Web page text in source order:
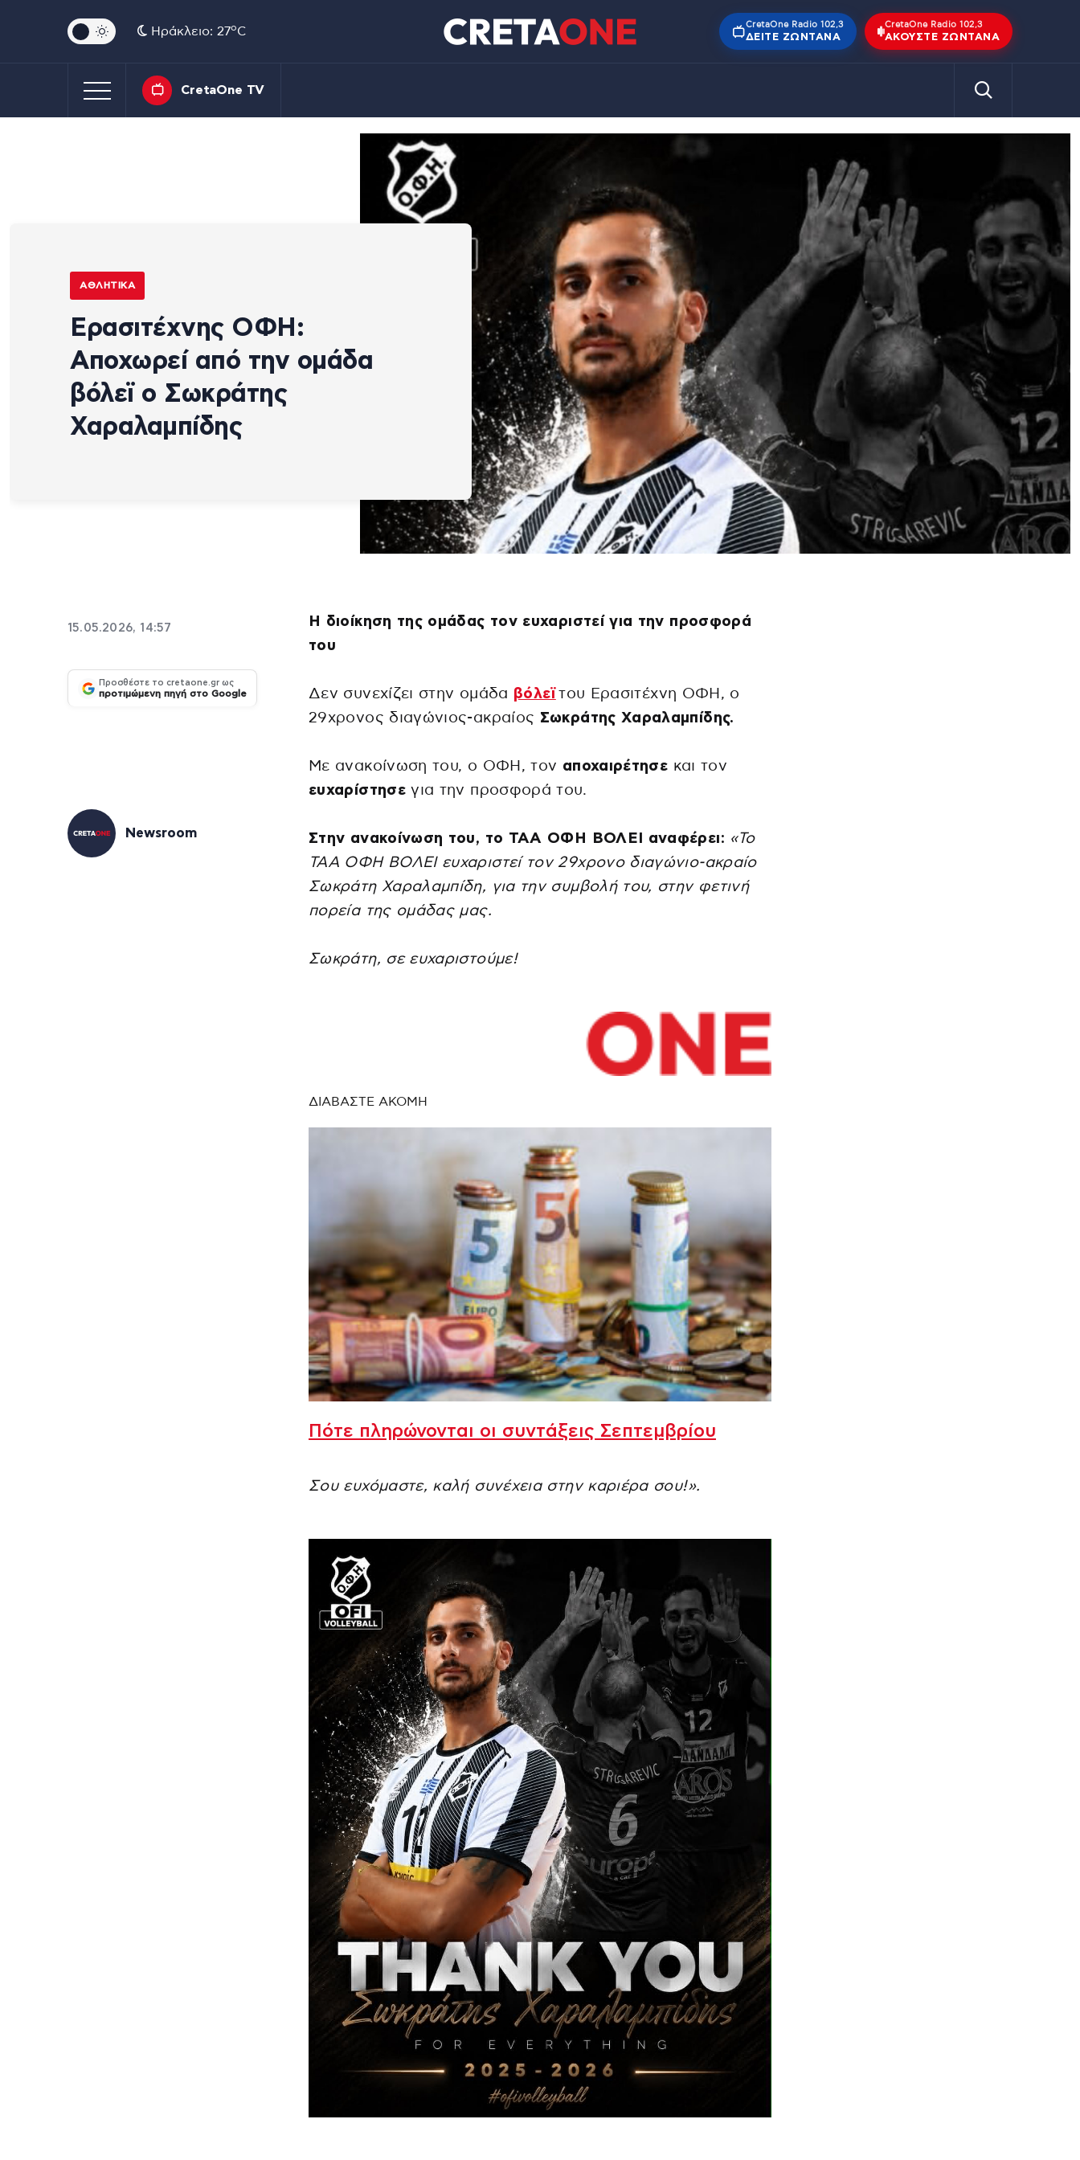
Ηράκλειο: 27oC
CretaOne Radio 102,3
ΔΕΊΤΕ ΖΩΝΤΑΝΆ
CretaOne Radio 102,3
ΑΚΟΎΣΤΕ ΖΩΝΤΑΝΆ
CretaOne TV
ΑΘΛΗΤΙΚΆ
Ερασιτέχνης ΟΦΗ:
Αποχωρεί από την ομάδα
βόλεϊ ο Σωκράτης
Χαραλαμπίδης
15.05.2026, 14:57
Προσθέστε το cretaone.gr ως
προτιμώμενη πηγή στο Google
Newsroom
Η διοίκηση της ομάδας τον ευχαριστεί για την προσφορά
του
Δεν συνεχίζει στην ομάδα βόλεϊτου Ερασιτέχνη ΟΦΗ, ο
29χρονος διαγώνιος-ακραίος Σωκράτης Χαραλαμπίδης.
Με ανακοίνωση του, ο ΟΦΗ, τον αποχαιρέτησε και τον
ευχαρίστησεγια την προσφορά του.
Στην ανακοίνωση του, το ΤΑΑ ΟΦΗ ΒΟΛΕΙ αναφέρει: «Το
ΤΑΑ ΟΦΗ ΒΟΛΕΙ ευχαριστεί τον 29χρονο διαγώνιο-ακραίο
Σωκράτη Χαραλαμπίδη, για την συμβολή του, στην φετινή
πορεία της ομάδας μας.
Σωκράτη, σε ευχαριστούμε!
ΔΙΑΒΑΣΤΕ ΑΚΟΜΗ
Πότε πληρώνονται οι συντάξεις Σεπτεμβρίου
Σου ευχόμαστε, καλή συνέχεια στην καριέρα σου!».